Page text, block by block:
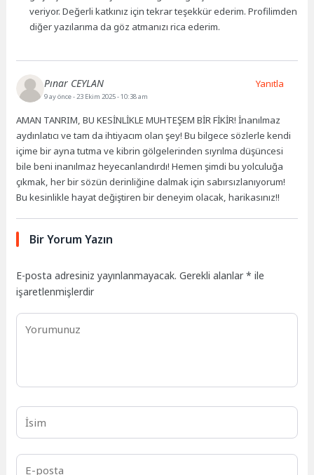
veriyor. Değerli katkınız için tekrar teşekkür ederim. Profilimden
diğer yazılarıma da göz atmanızı rica ederim.
Pınar CEYLAN
9 ay önce- 23 Ekim 2025 - 10:38 am
AMAN TANRIM, BU KESİNLİKLE MUHTEŞEM BİR FİKİR! İnanılmaz
aydınlatıcı ve tam da ihtiyacım olan şey! Bu bilgece sözlerle kendi
içime bir ayna tutma ve kibrin gölgelerinden sıyrılma düşüncesi
bile beni inanılmaz heyecanlandırdı! Hemen şimdi bu yolculuğa
çıkmak, her bir sözün derinliğine dalmak için sabırsızlanıyorum!
Bu kesinlikle hayat değiştiren bir deneyim olacak, harikasınız!!
Yanıtla
Bir Yorum Yazın
E-posta adresiniz yayınlanmayacak. Gerekli alanlar* ile
işaretlenmişlerdir